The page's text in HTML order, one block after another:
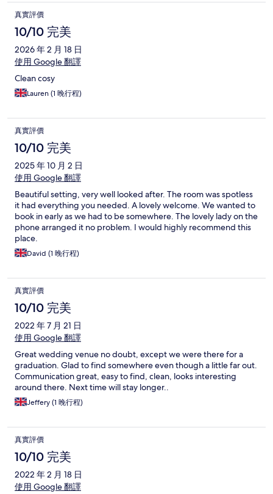
facilities for food and drinks, and the local pubs are are a walk
down a road with no pedestrian walkways. We took food with us
so had no problem. It surroundings are very peaceful and quiet,
and it’s only a 20 min drive into the centre of Cardiff. We also
had our dog (Labrador) with us. There was plenty of space and
the fact the room opened onto the small car park was helpful to
真實評價
10/10 完美
2026 年 2 月 18 日
使用 Google 翻譯
Clean cosy
Lauren (1 晚行程)
真實評價
10/10 完美
2025 年 10 月 2 日
使用 Google 翻譯
Beautiful setting, very well looked after. The room was spotless
it had everything you needed. A lovely welcome. We wanted to
book in early as we had to be somewhere. The lovely lady on the
phone arranged it no problem. I would highly recommend this
place.
David (1 晚行程)
真實評價
10/10 完美
2022 年 7 月 21 日
使用 Google 翻譯
Great wedding venue no doubt, except we were there for a
graduation. Glad to find somewhere even though a little far out.
Communication great, easy to find, clean, looks interesting
around there. Next time will stay longer..
Jeffery (1 晚行程)
真實評價
10/10 完美
2022 年 2 月 18 日
使用 Google 翻譯